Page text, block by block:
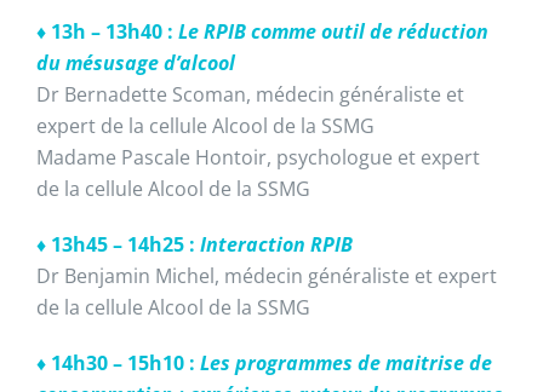
♦ 13h – 13h40 : Le RPIB comme outil de réduction
du mésusage d’alcool
Dr Bernadette Scoman, médecin généraliste et
expert de la cellule Alcool de la SSMG
Madame Pascale Hontoir, psychologue et expert
de la cellule Alcool de la SSMG
♦ 13h45 – 14h25 : Interaction RPIB
Dr Benjamin Michel, médecin généraliste et expert
de la cellule Alcool de la SSMG
♦ 14h30 – 15h10 : Les programmes de maitrise de